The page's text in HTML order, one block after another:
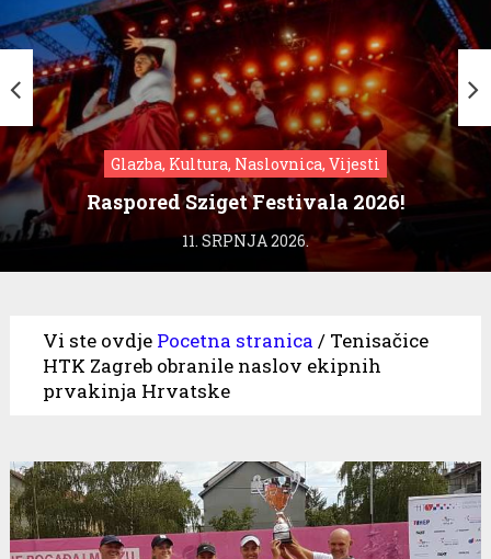
Glazba, Kultura, Naslovnica, Vijesti
Raspored Sziget Festivala 2026!
11. SRPNJA 2026.
Vi ste ovdje Pocetna stranica / Tenisačice
HTK Zagreb obranile naslov ekipnih
prvakinja Hrvatske